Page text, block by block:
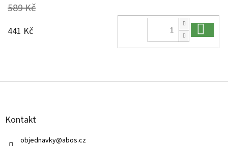
589 Kč
441 Kč Do
Kontakt
objednavky@abos.cz